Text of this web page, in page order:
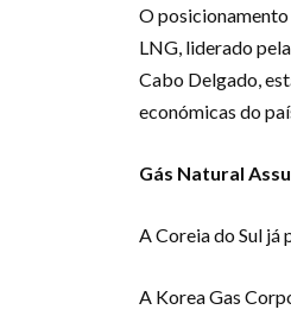
O
LNG, liderado
Cabo Delgado,
económicas do
Gás Natural
A Coreia do Sul já
A Korea Gas